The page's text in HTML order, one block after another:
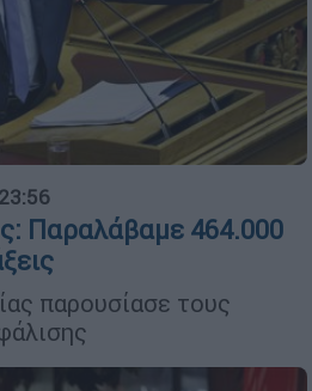
Παραλάβαμε 464.000
παρουσίασε τους